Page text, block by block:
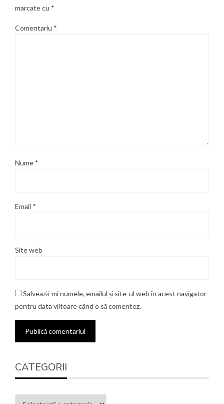
marcate cu *
Comentariu *
Nume *
Email *
Site web
Salvează-mi numele, emailul și site-ul web în acest navigator
pentru data viitoare când o să comentez.
CATEGORII